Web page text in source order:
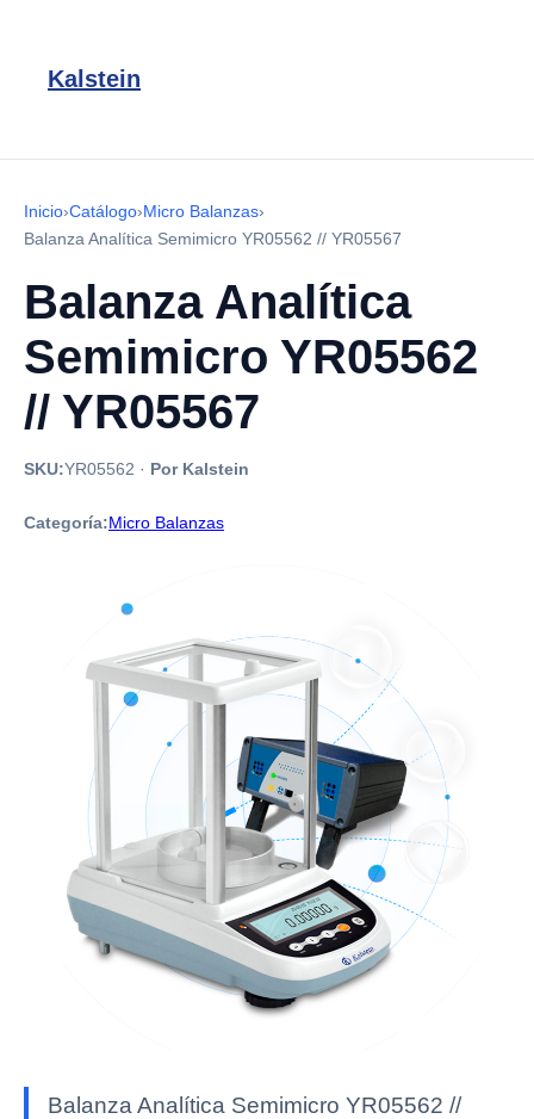
Kalstein
Inicio›Catálogo›Micro Balanzas›
Balanza Analítica Semimicro YR05562 // YR05567
Balanza Analítica
Semimicro YR05562
// YR05567
SKU:YR05562 · Por Kalstein
Categoría:Micro Balanzas
Balanza Analítica Semimicro YR05562 //